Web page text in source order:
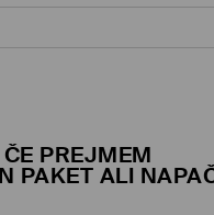
PREJMEM
PAKET ALI